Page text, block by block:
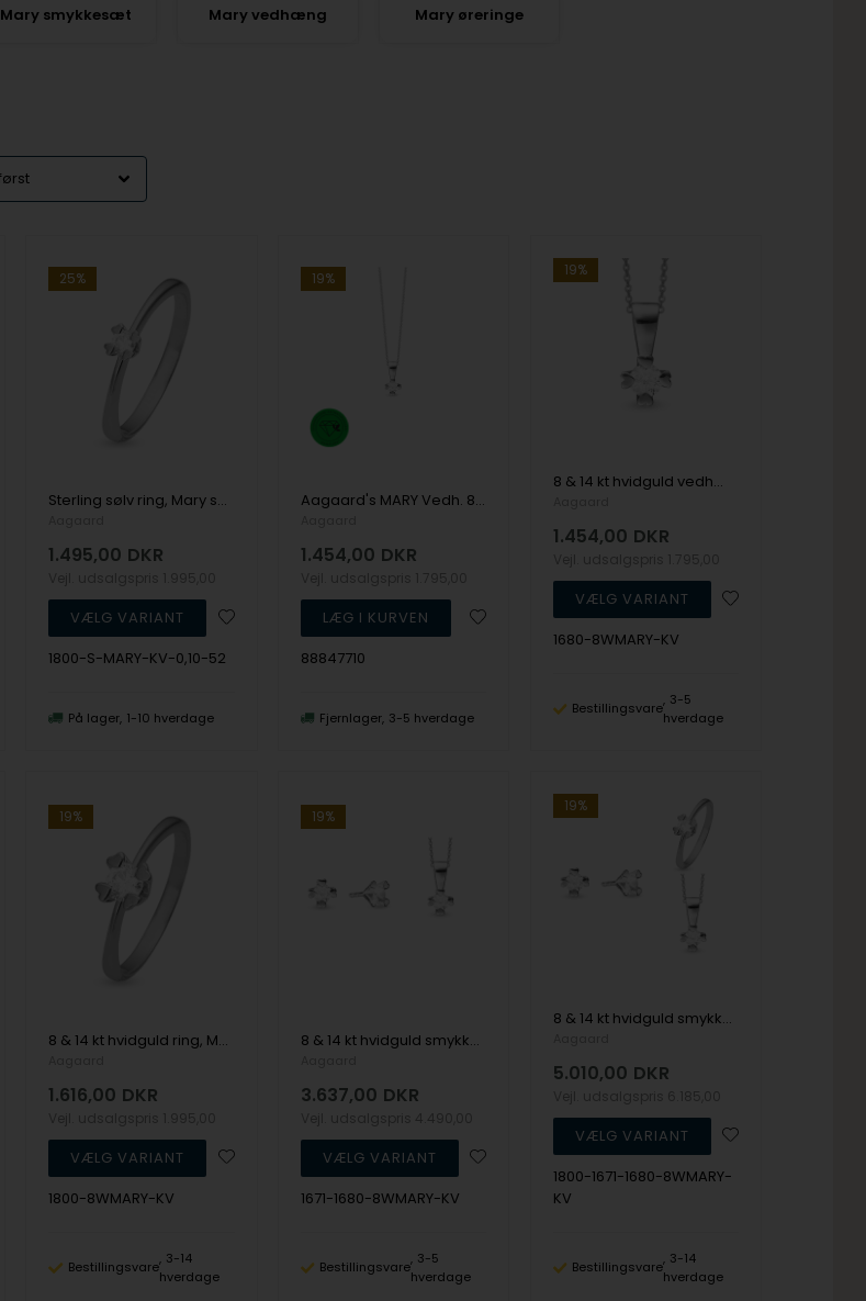
Mary smykkesæt Mary vedhæng Mary øreringe
25%
Sterling sølv ring, Mary serien by Aagaard med ialt 0,10 ct labgrown diamant
1.495,00 DKR
1800-S-MARY-KV-0,10-52
På lager 1-10 hverdage
19%
Aagaard's MARY Vedh. 8K, HV LG DIAMANT 0,10CT
1.454,00 DKR
88847710
Fjernlager 3-5 hverdage
19%
8 & 14 kt hvidguld vedhæng, Mary serien by Aagaard med ialt 0,03 til 1,00 ct labgrown diamant
1.454,00 DKR
1680-8WMARY-KV
Bestillingsvare
3-5
hverdage
19%
8 & 14 kt hvidguld ring, Mary serien by Aagaard med ialt 0,03 til 1,00 ct labgrown diamant
1.616,00 DKR
1800-8WMARY-KV
Bestillingsvare
3-14
hverdage
19%
8 & 14 kt hvidguld smykkesæt, Mary serien by Aagaard med ialt 3 x 0,03 til 1,00 ct labgrown diamanter
3.637,00 DKR
1671-1680-8WMARY-KV
Bestillingsvare
3-5
hverdage
19%
8 & 14 kt hvidguld smykkesæt, Mary serien by Aagaard med ialt 4 x 0,10 til 1,00 ct labgrown diamanter
5.010,00 DKR
1800-1671-1680-8WMARY-
KV
Bestillingsvare
3-14
hverdage